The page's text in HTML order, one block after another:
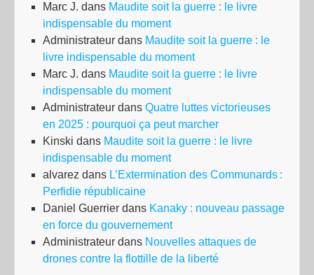
Marc J. dans Maudite soit la guerre : le livre
indispensable du moment
Administrateur dans Maudite soit la guerre : le
livre indispensable du moment
Marc J. dans Maudite soit la guerre : le livre
indispensable du moment
Administrateur dans Quatre luttes victorieuses
en 2025 : pourquoi ça peut marcher
Kinski dans Maudite soit la guerre : le livre
indispensable du moment
alvarez dans L’Extermination des Communards :
Perfidie républicaine
Daniel Guerrier dans Kanaky : nouveau passage
en force du gouvernement
Administrateur dans Nouvelles attaques de
drones contre la flottille de la liberté